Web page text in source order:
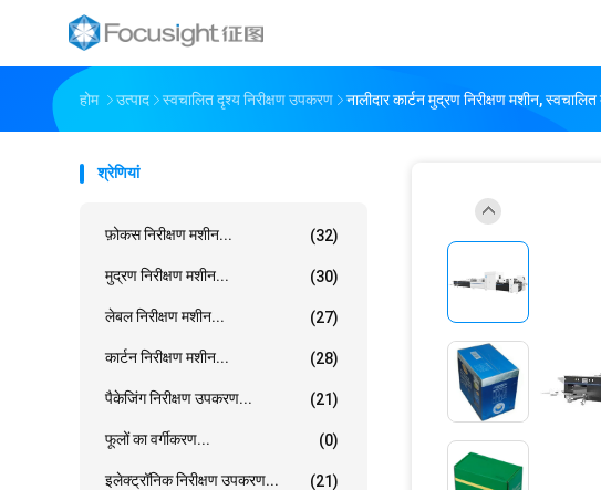
होम उत्पाद स्वचालित दृश्य निरीक्षण उपकरण नालीदार कार्टन मुद्रण निरीक्षण मशीन,
श्रेणियां
फ़ोकस निरीक्षण मशीन... (32)
मुद्रण निरीक्षण मशीन... (30)
लेबल निरीक्षण मशीन... (27)
कार्टन निरीक्षण मशीन... (28)
पैकेजिंग निरीक्षण उपकरण... (21)
फूलों का वर्गीकरण... (0)
इलेक्ट्रॉनिक निरीक्षण उपकरण... (21)